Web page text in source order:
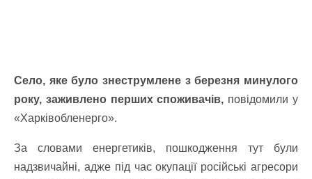
Село, яке було знеструмлене з березня минулого
року, заживлено перших споживачів, повідомили у
«Харківобленерго».
За словами енергетиків, пошкодження тут були
надзвичайні, адже під час окупації російські агресори